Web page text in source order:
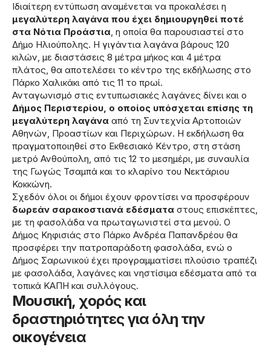
Ιδιαίτερη εντύπωση αναμένεται να προκαλέσει η
μεγαλύτερη λαγάνα που έχει δημιουργηθεί ποτέ
στα Νότια Προάστια, η οποία θα παρουσιαστεί στο
Δήμο Ηλιούπολης. Η γιγάντια λαγάνα βάρους 120
κιλών, με διαστάσεις 8 μέτρα μήκος και 4 μέτρα
πλάτος, θα αποτελέσει το κέντρο της εκδήλωσης στο
Πάρκο Χαλικάκι από τις 11 το πρωί.
Ανταγωνισμό στις εντυπωσιακές λαγάνες δίνει και ο
Δήμος Περιστερίου, ο οποίος υπόσχεται επίσης τη
μεγαλύτερη λαγάνα από τη Συντεχνία Αρτοποιών
Αθηνών, Προαστίων και Περιχώρων. Η εκδήλωση θα
πραγματοποιηθεί στο Εκθεσιακό Κέντρο, στη στάση
μετρό Ανθούπολη, από τις 12 το μεσημέρι, με συναυλία
της Γωγώς Τσαμπά και το κλαρίνο του Νεκτάριου
Κοκκώνη.
Σχεδόν όλοι οι δήμοι έχουν φροντίσει να προσφέρουν
δωρεάν σαρακοστιανά εδέσματα στους επισκέπτες,
με τη φασολάδα να πρωταγωνιστεί στα μενού. Ο
Δήμος Κηφισιάς στο Πάρκο Ανδρέα Παπανδρέου θα
προσφέρει την πατροπαράδοτη φασολάδα, ενώ ο
Δήμος Σαρωνικού έχει προγραμματίσει πλούσιο τραπέζι
με φασολάδα, λαγάνες και νηστίσιμα εδέσματα από τα
τοπικά ΚΑΠΗ και συλλόγους.
Μουσική, χορός και
δραστηριότητες για όλη την
οικογένεια